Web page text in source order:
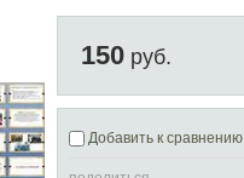
150 руб.
Добавить к сравнению